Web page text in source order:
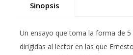
Sinopsis
Un ensayo que toma la forma de 5
dirigidas al lector en las que